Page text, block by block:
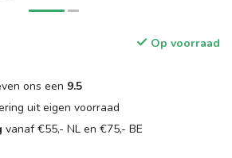
Op voorraad
ons een 9.5
uit eigen voorraad
vanaf €55,- NL en €75,- BE